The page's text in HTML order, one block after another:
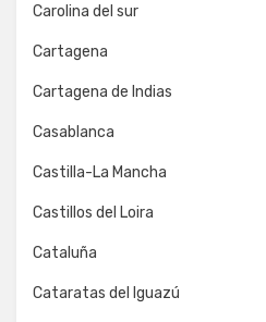
Carolina del sur
Cartagena
Cartagena de Indias
Casablanca
Castilla-La Mancha
Castillos del Loira
Cataluña
Cataratas del Iguazú